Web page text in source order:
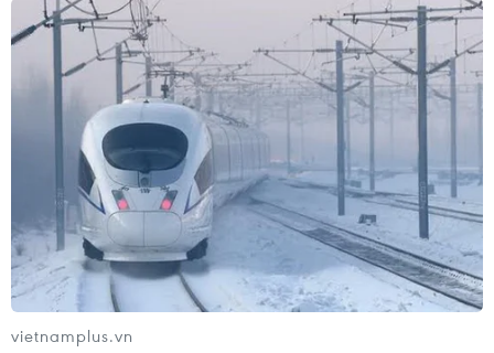
sách.
Đoàn đại biểu của một số tỉnh đã đến dâng
hương, dâng hoa, viếng các Anh hùng Liệt sỹ tại
Nghĩa trang Liệt sỹ Quốc gia Trường Sơn, Nghĩa
trang Liệt sỹ Quốc gia Đường 9 và Thành Cổ
Quảng Trị./.
(TTXVN/Vietnam+)
vietnamplus.vn